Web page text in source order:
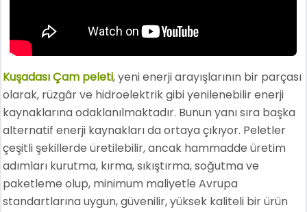
Kuşadası Çam peleti, yeni enerji arayışlarının bir parçası
olarak, rüzgâr ve hidroelektrik gibi yenilenebilir enerji
kaynaklarına odaklanılmaktadır. Bunun yanı sıra başka
alternatif enerji kaynakları da ortaya çıkıyor. Peletler
çeşitli şekillerde üretilebilir, ancak hammadde üretim
adımları kurutma, kırma, sıkıştırma, soğutma ve
paketleme olup, minimum maliyetle Avrupa
standartlarına uygun, güvenilir, yüksek kaliteli bir ürün